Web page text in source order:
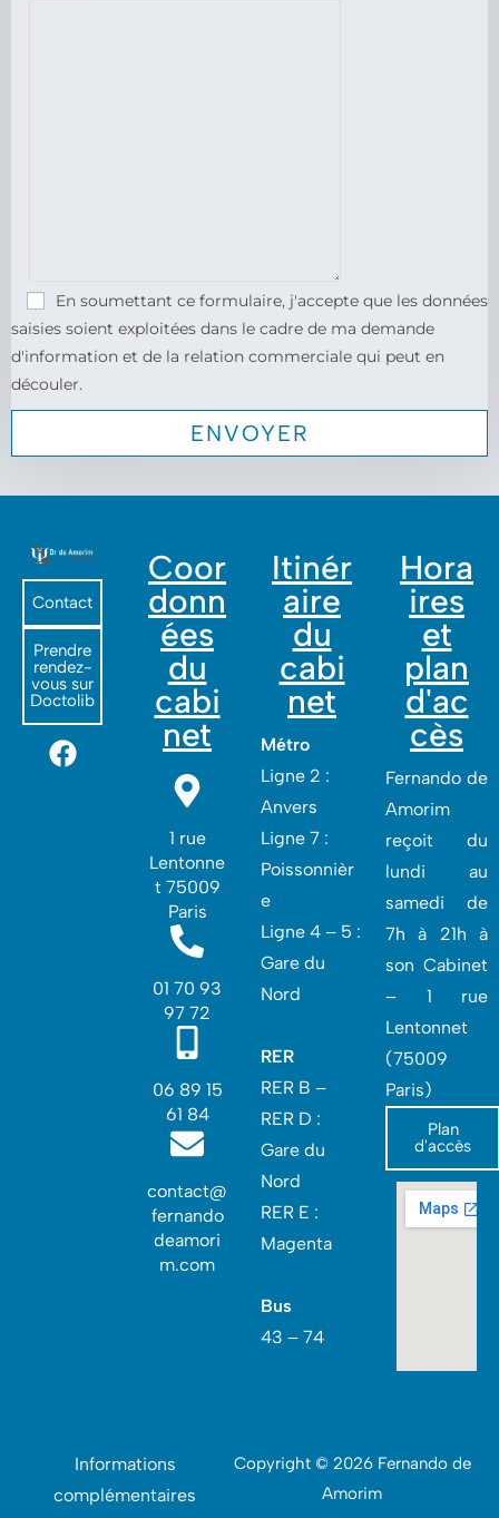
En soumettant ce formulaire, j'accepte que les données
saisies soient exploitées dans le cadre de ma demande
d'information et de la relation commerciale qui peut en
découler.
Contact
Prendre
rendez-
vous sur
Doctolib
Coor
donn
ées
du
cabi
net
1 rue
Lentonne
t 75009
Paris
01 70 93
97 72
06 89 15
61 84
contact@
fernando
deamori
m.com
Itinér
aire
du
cabi
net
Métro
Ligne 2 :
Anvers
Ligne 7 :
Poissonnièr
e
Ligne 4 – 5 :
Gare du
Nord
RER
RER B –
RER D :
Gare du
Nord‎
RER E :
Magenta
Bus
43 – 74
Hora
ires
et
plan
d'ac
cès
Fernando de
Amorim
reçoit du
lundi au
samedi de
7h à 21h à
son Cabinet
– 1 rue
Lentonnet
(75009
Paris)
Plan
d'accès
Informations
complémentaires
Copyright © 2026 Fernando de
Amorim